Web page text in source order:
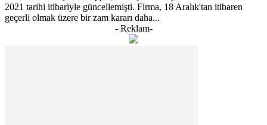
2021 tarihi itibariyle güncellemişti. Firma, 18 Aralık'tan itibaren
geçerli olmak üzere bir zam kararı daha...
- Reklam-